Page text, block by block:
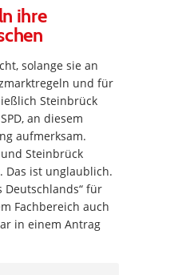
ihre
solange sie an
und für
Steinbrück
an diesem
aufmerksam.
Steinbrück
Das ist unglaublich.
Deutschlands“ für
Fachbereich auch
in einem Antrag